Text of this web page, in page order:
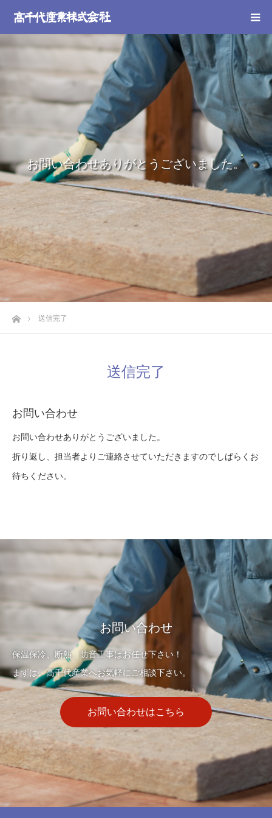
お問い合わせありがとうございました。
ホーム送信完了
送信完了
お問い合わせ
お問い合わせありがとうございました。
折り返し、担当者よりご連絡させていただきますのでしばらくお
待ちください。
お問い合わせ
保温保冷、断熱、防音工事はお任せ下さい！
まずは、高千代産業へお気軽にご相談下さい。
お問い合わせはこちら